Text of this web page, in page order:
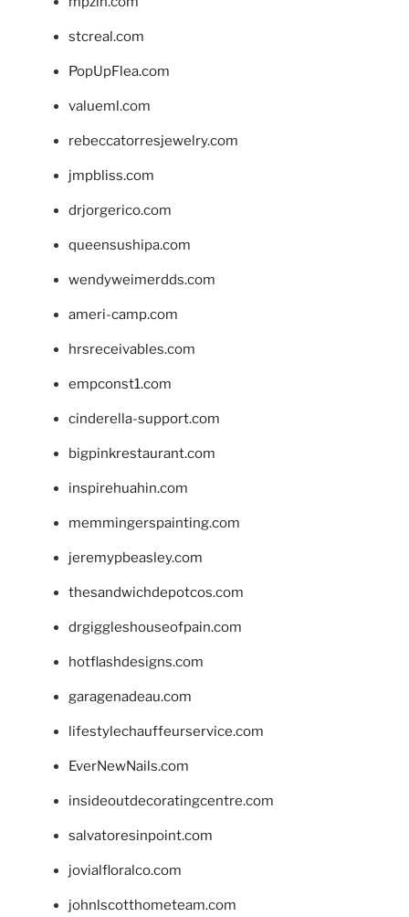
stcreal.com
PopUpFlea.com
valueml.com
rebeccatorresjewelry.com
jmpbliss.com
drjorgerico.com
queensushipa.com
wendyweimerdds.com
ameri-camp.com
hrsreceivables.com
empconst1.com
cinderella-support.com
bigpinkrestaurant.com
inspirehuahin.com
memmingerspainting.com
jeremypbeasley.com
thesandwichdepotcos.com
drgiggleshouseofpain.com
hotflashdesigns.com
garagenadeau.com
lifestylechauffeurservice.com
EverNewNails.com
insideoutdecoratingcentre.com
salvatoresinpoint.com
jovialfloralco.com
johnlscotthometeam.com